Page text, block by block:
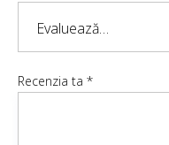
Recenzia ta *